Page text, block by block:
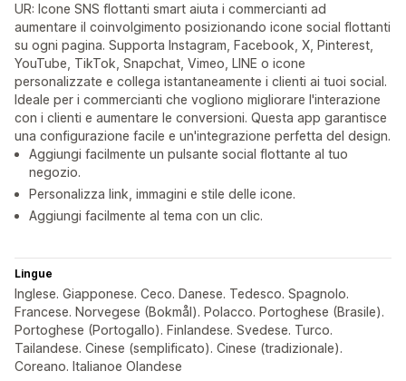
UR: Icone SNS flottanti smart aiuta i commercianti ad
aumentare il coinvolgimento posizionando icone social flottanti
su ogni pagina. Supporta Instagram, Facebook, X, Pinterest,
YouTube, TikTok, Snapchat, Vimeo, LINE o icone
personalizzate e collega istantaneamente i clienti ai tuoi social.
Ideale per i commercianti che vogliono migliorare l'interazione
con i clienti e aumentare le conversioni. Questa app garantisce
una configurazione facile e un'integrazione perfetta del design.
Aggiungi facilmente un pulsante social flottante al tuo
negozio.
Personalizza link, immagini e stile delle icone.
Aggiungi facilmente al tema con un clic.
Lingue
Inglese. Giapponese. Ceco. Danese. Tedesco. Spagnolo.
Francese. Norvegese (Bokmål). Polacco. Portoghese (Brasile).
Portoghese (Portogallo). Finlandese. Svedese. Turco.
Tailandese. Cinese (semplificato). Cinese (tradizionale).
Coreano. Italianoe Olandese